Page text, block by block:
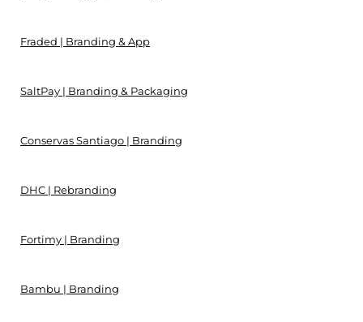
Fraded | Branding & App
SaltPay | Branding & Packaging
Conservas Santiago | Branding
DHC | Rebranding
Fortimy | Branding
Bambu | Branding